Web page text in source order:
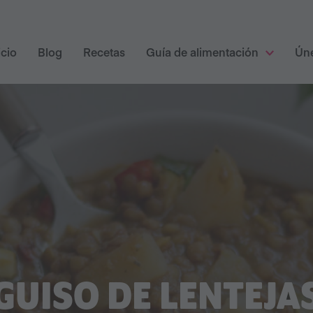
Blog Recetas Guía de alimentación
DE